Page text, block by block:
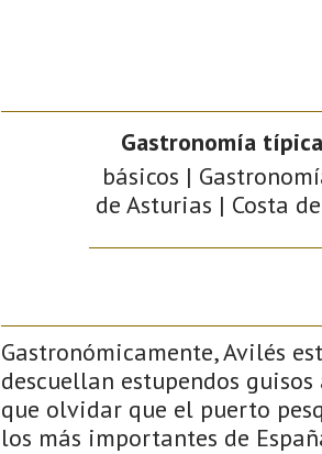
Gastronomía
básicos |
de Asturias | Costa
Gastronómicamente, Avilés
descuellan estupendos
que olvidar que el puerto
los más importantes de